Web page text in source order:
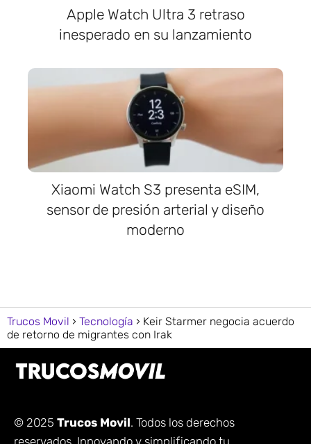
Apple Watch Ultra 3 retraso
inesperado en su lanzamiento
Xiaomi Watch S3 presenta eSIM,
sensor de presión arterial y diseño
moderno
Trucos Movil Tecnología
Keir Starmer negocia acuerdo
de retorno de migrantes con Irak
© 2025 Trucos Movil. Todos los derechos
reservados. Innovando y simplificando tu